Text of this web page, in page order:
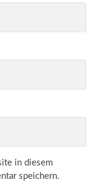
in diesem
speichern.